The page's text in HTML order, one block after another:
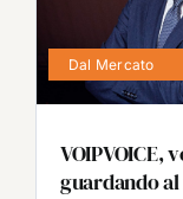
Dal Mercato
VOIPVOICE,
guardando